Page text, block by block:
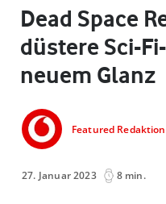
Dead Space
düstere Sci-
neuem Glanz
Featured Redaktion
27. Januar 2023 8 min.